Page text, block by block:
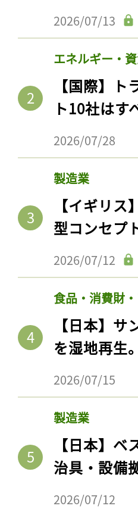
2026/07/13
エネルギー・
【国際】
ト10社はす
2026/07/28
製造業
【イギリ
型コンセプ
2026/07/12
食品・消費財
【日本】
を湿地再生
2026/07/15
製造業
【日本】
治具・設備
2026/07/12